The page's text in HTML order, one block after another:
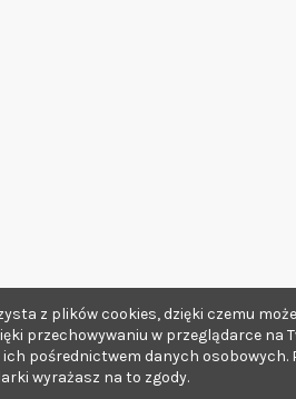
z plików cookies, dzięki czemu
przechowywaniu w przeglądarce
pośrednictwem danych
wyrażasz na to zgody.